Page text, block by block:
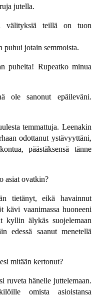
jutella.
välityksiä teillä on tuon
puhui jotain semmoista.
puheita! Rupeatko minua
ole sanonut epäileväni.
temmattuja. Leenakin
odottanut ystävyyttäni,
päästäksensä tänne
asiat ovatkin?
tietänyt, eikä havainnut
kävi vaanimassa huoneeni
kyllin älykäs suojelemaan
edessä saanut menetellä
mitään kertonut?
ruveta hänelle juttelemaan.
omista asioistansa